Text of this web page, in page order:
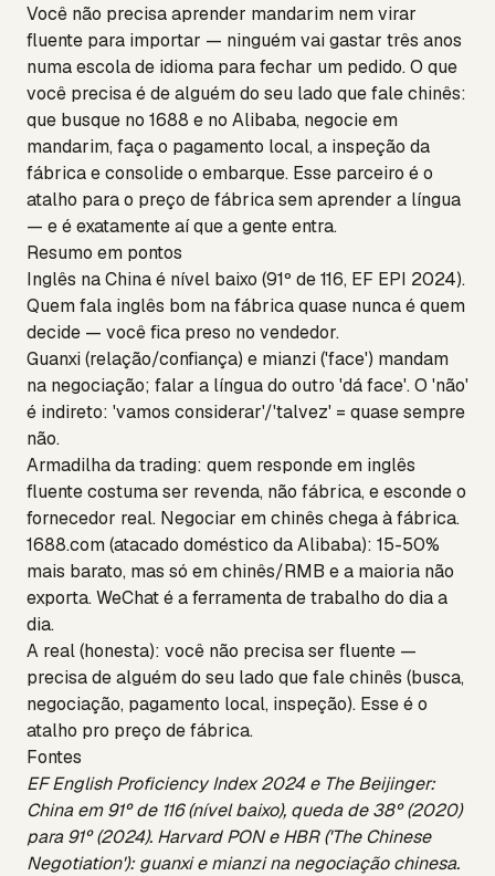
Você não precisa aprender mandarim nem virar
fluente para importar — ninguém vai gastar três anos
numa escola de idioma para fechar um pedido. O que
você precisa é de alguém do seu lado que fale chinês:
que busque no 1688 e no Alibaba, negocie em
mandarim, faça o pagamento local, a inspeção da
fábrica e consolide o embarque. Esse parceiro é o
atalho para o preço de fábrica sem aprender a língua
— e é exatamente aí que a gente entra.
Resumo em pontos
Inglês na China é nível baixo (91º de 116, EF EPI 2024).
Quem fala inglês bom na fábrica quase nunca é quem
decide — você fica preso no vendedor.
Guanxi (relação/confiança) e mianzi ('face') mandam
na negociação; falar a língua do outro 'dá face'. O 'não'
é indireto: 'vamos considerar'/'talvez' = quase sempre
não.
Armadilha da trading: quem responde em inglês
fluente costuma ser revenda, não fábrica, e esconde o
fornecedor real. Negociar em chinês chega à fábrica.
1688.com (atacado doméstico da Alibaba): 15-50%
mais barato, mas só em chinês/RMB e a maioria não
exporta. WeChat é a ferramenta de trabalho do dia a
dia.
A real (honesta): você não precisa ser fluente —
precisa de alguém do seu lado que fale chinês (busca,
negociação, pagamento local, inspeção). Esse é o
atalho pro preço de fábrica.
Fontes
EF English Proficiency Index 2024 e The Beijinger:
China em 91º de 116 (nível baixo), queda de 38º (2020)
para 91º (2024). Harvard PON e HBR ('The Chinese
Negotiation'): guanxi e mianzi na negociação chinesa.